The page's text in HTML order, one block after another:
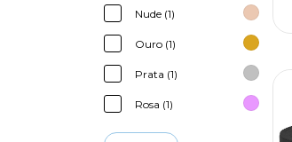
Nude (1)
Ouro (1)
Prata (1)
Rosa (1)